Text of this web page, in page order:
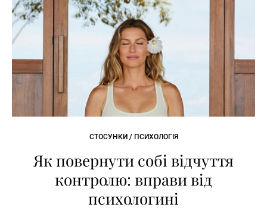
СТОСУНКИ / ПСИХОЛОГІЯ
Як повернути собі відчуття
контролю: вправи від
психологині